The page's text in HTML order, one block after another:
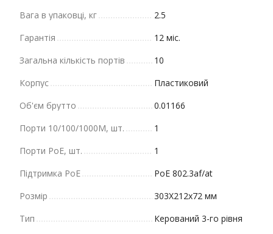
Вага в упаковці, кг
2.5
Гарантія
12 міс.
Загальна кількість портів
10
Корпус
Пластиковий
Об'єм брутто
0.01166
Порти 10/100/1000М, шт.
1
Порти PoE, шт.
1
Підтримка PoE
PoE 802.3af/at
Розмір
303X212x72 мм
Тип
Керований 3-го рівня